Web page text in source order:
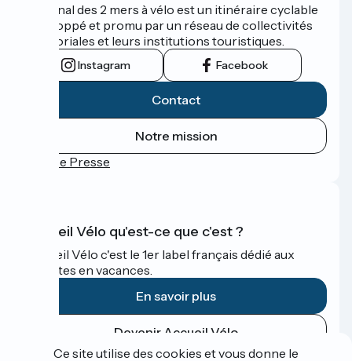
Le Canal des 2 mers à vélo est un itinéraire cyclable
développé et promu par un réseau de collectivités
territoriales et leurs institutions touristiques.
Instagram Facebook
Contact
Notre mission
Espace Presse
Accueil Vélo qu'est-ce que c'est ?
Accueil Vélo c'est le 1er label français dédié aux
cyclistes en vacances.
En savoir plus
Devenir Accueil Vélo
Ce site utilise des cookies et vous donne le